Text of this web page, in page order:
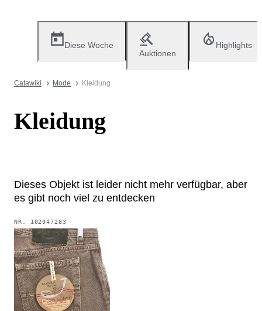
Diese Woche
Auktionen
Highlights
Catawiki Mode Kleidung
Kleidung
Dieses Objekt ist leider nicht mehr verfügbar, aber
es gibt noch viel zu entdecken
NR. 102047283